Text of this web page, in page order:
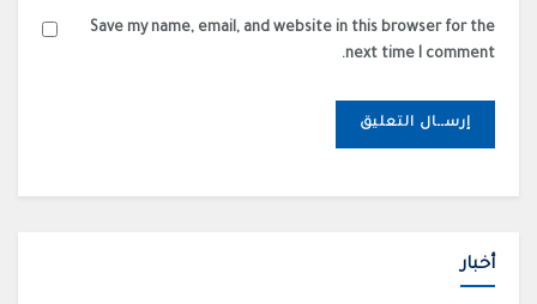
Save my name, email, and website in this browser for the
next time I comment.
أخبار